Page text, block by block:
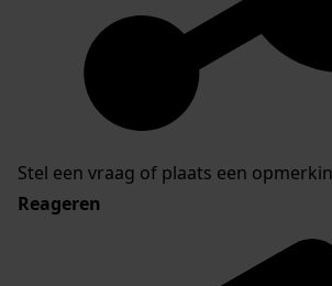
Stel een vraag of plaats een
Reageren